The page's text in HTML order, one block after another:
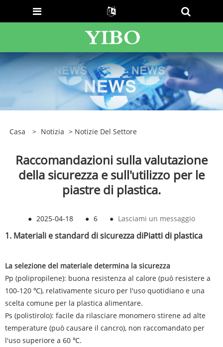
Casa > Notizia > Notizie Del Settore
Raccomandazioni sulla valutazione
della sicurezza e sull'utilizzo per le
piastre di plastica.
● 2025-04-18 ● 6 ● Lasciami un messaggio
1. Materiali e standard di sicurezza diPiatti di plastica
La selezione del materiale determina la sicurezza‌
‌Pp (polipropilene): buona resistenza al calore (può resistere a
100-120 ℃), relativamente sicuro per l'uso quotidiano e una
scelta comune per la plastica alimentare.
‌Ps (polistirolo): facile da rilasciare monomero stirene ad alte
temperature (può causare il cancro), non raccomandato per
l'uso superiore a 60 ℃‌.